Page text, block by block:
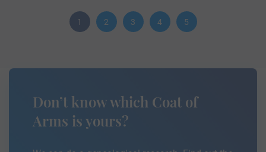
1 2 3 4 5
Don’t know which Coat of
Arms is yours?